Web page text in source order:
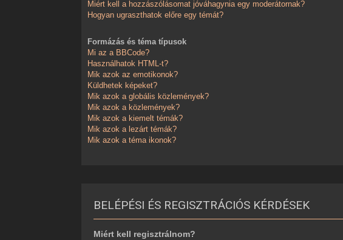
Miért kell a hozzászólásomat jóváhagynia egy moderátornak?
Hogyan ugraszthatok előre egy témát?
Formázás és téma típusok
Mi az a BBCode?
Használhatok HTML-t?
Mik azok az emotikonok?
Küldhetek képeket?
Mik azok a globális közlemények?
Mik azok a közlemények?
Mik azok a kiemelt témák?
Mik azok a lezárt témák?
Mik azok a téma ikonok?
BELÉPÉSI ÉS REGISZTRÁCIÓS KÉRDÉSEK
Miért kell regisztrálnom?